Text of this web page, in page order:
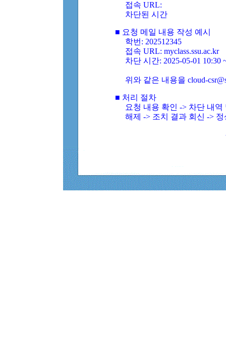
접속 URL:
차단된 시간
■ 요청 메일 내용 작성 예시
학번: 202512345
접속 URL: myclass.ssu.ac.kr
차단 시간: 2025-05-01 10:30
위와 같은 내용을 cloud-
■ 처리 절차
요청 내용 확인 -> 차단 내
해제 -> 조치 결과 회신 ->